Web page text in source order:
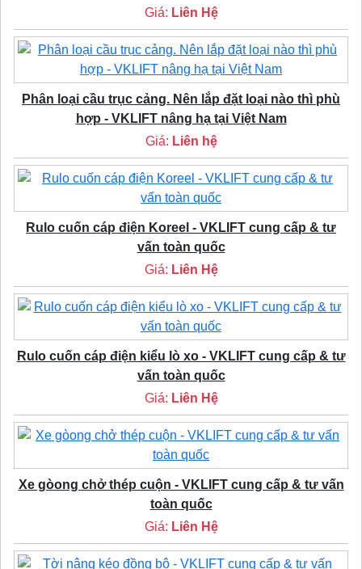
Giá: Liên Hệ
Phân loại cầu trục cảng. Nên lắp đặt loại nào thì phù
hợp - VKLIFT nâng hạ tại Việt Nam
Giá: Liên hệ
Rulo cuốn cáp điện Koreel - VKLIFT cung cấp & tư
vấn toàn quốc
Giá: Liên Hệ
Rulo cuốn cáp điện kiểu lò xo - VKLIFT cung cấp & tư
vấn toàn quốc
Giá: Liên Hệ
Xe gòong chở thép cuộn - VKLIFT cung cấp & tư vấn
toàn quốc
Giá: Liên Hệ